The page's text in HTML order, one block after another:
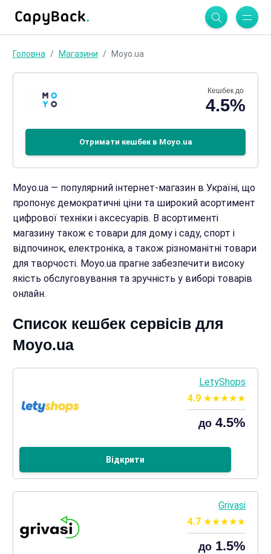
Головна Магазини Moyo.ua
Кешбек до
4.5%
Отримати кешбек в Moyo.ua
Moyo.ua — популярний інтернет-магазин в Україні, що
пропонує демократичні ціни та широкий асортимент
цифрової техніки і аксесуарів. В асортименті
магазину також є товари для дому і саду, спорт і
відпочинок, електроніка, а також різноманітні товари
для творчості. Moyo.ua прагне забезпечити високу
якість обслуговування та зручність у виборі товарів
онлайн.
Список кешбек сервісів для
Moyo.ua
LetyShops
4.9
до 4.5%
Відкрити
Grivasi
4.7
до 1.5%